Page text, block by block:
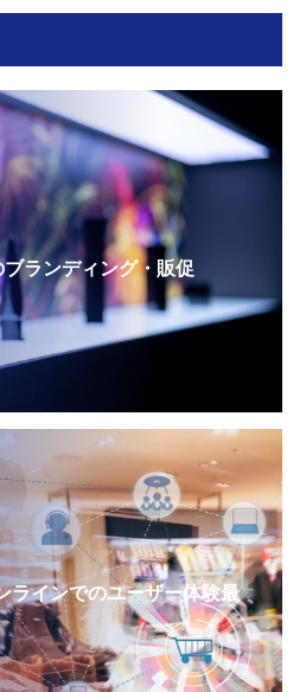
ランディング・販促
ラインでのユーザー体験最